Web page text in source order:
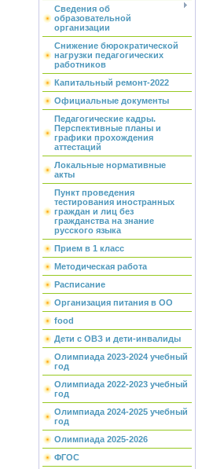
Сведения об
образовательной
организации
Снижение бюрократической
нагрузки педагогических
работников
Капитальный ремонт-2022
Официальные документы
Педагогические кадры.
Перспективные планы и
графики прохождения
аттестаций
Локальные нормативные
акты
Пункт проведения
тестирования иностранных
граждан и лиц без
гражданства на знание
русского языка
Прием в 1 класс
Методическая работа
Расписание
Организация питания в ОО
food
Дети с ОВЗ и дети-инвалиды
Олимпиада 2023-2024 учебный
год
Олимпиада 2022-2023 учебный
год
Олимпиада 2024-2025 учебный
год
Олимпиада 2025-2026
ФГОС